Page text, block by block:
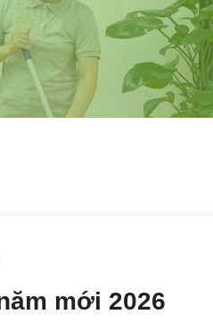
mới 2026